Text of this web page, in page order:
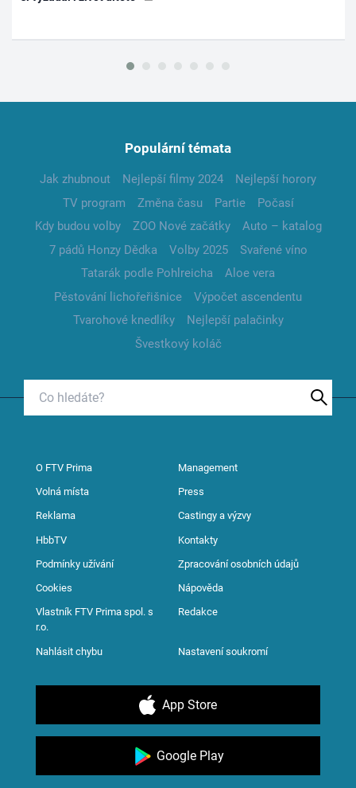
Populární témata
Jak zhubnout Nejlepší filmy 2024
Nejlepší horory
TV program
Změna času Partie
Počasí
Kdy budou volby
ZOO Nové začátky
Auto – katalog
7 pádů Honzy Dědka
Volby 2025
Svařené víno
Tatarák podle Pohlreicha
Aloe vera
Pěstování lichořeřišnice
Výpočet ascendentu
Tvarohové knedlíky
Nejlepší palačinky
Švestkový koláč
O FTV Prima Management
Volná místa Press
Reklama Castingy a výzvy
HbbTV Kontakty
Podmínky užívání Zpracování osobních údajů
Cookies Nápověda
Vlastník FTV Prima spol. s
r.o.
Redakce
Nahlásit chybu Nastavení soukromí
App Store
Google Play